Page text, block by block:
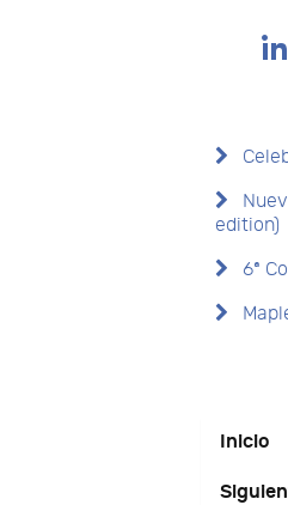
edition)
6ª
Inicio